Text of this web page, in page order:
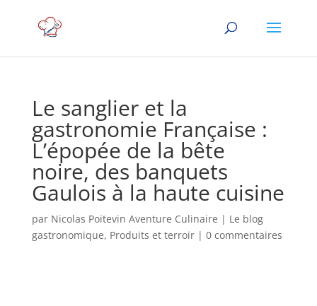
Le sanglier et la
gastronomie Française :
L’épopée de la bête
noire, des banquets
Gaulois à la haute cuisine
par Nicolas Poitevin Aventure Culinaire | Le blog
gastronomique, Produits et terroir| 0 commentaires